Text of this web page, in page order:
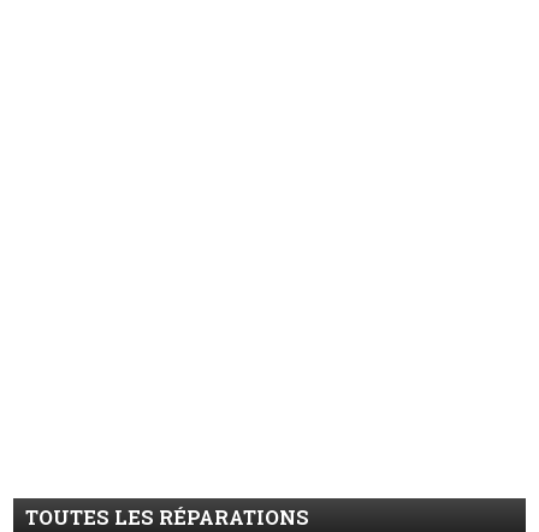
TOUTES LES RÉPARATIONS